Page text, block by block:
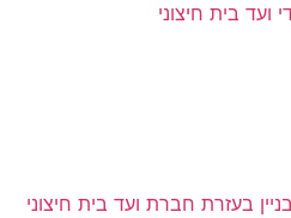
ועד בית חיצוני
בעזרת חברת ועד בית חיצוני